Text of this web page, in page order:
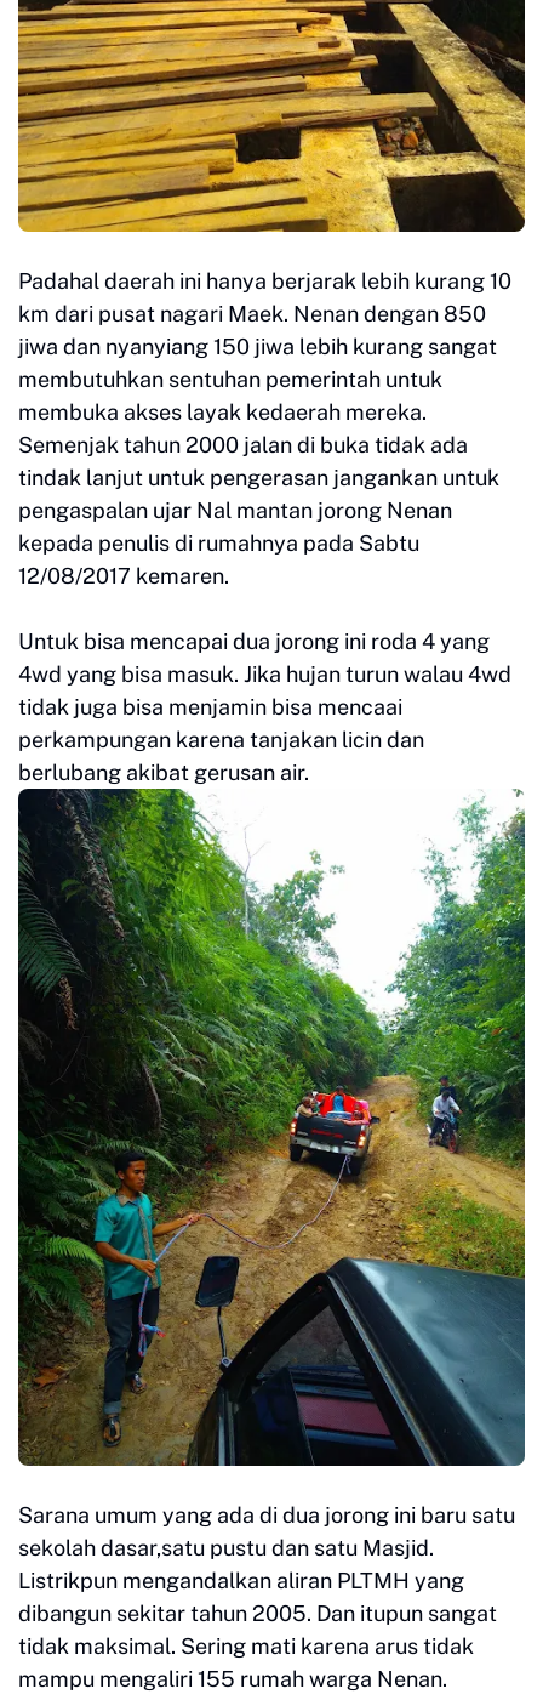
Padahal daerah ini hanya berjarak lebih kurang 10
km dari pusat nagari Maek. Nenan dengan 850
jiwa dan nyanyiang 150 jiwa lebih kurang sangat
membutuhkan sentuhan pemerintah untuk
membuka akses layak kedaerah mereka.
Semenjak tahun 2000 jalan di buka tidak ada
tindak lanjut untuk pengerasan jangankan untuk
pengaspalan ujar Nal mantan jorong Nenan
kepada penulis di rumahnya pada Sabtu
12/08/2017 kemaren.
Untuk bisa mencapai dua jorong ini roda 4 yang
4wd yang bisa masuk. Jika hujan turun walau 4wd
tidak juga bisa menjamin bisa mencaai
perkampungan karena tanjakan licin dan
berlubang akibat gerusan air.
Sarana umum yang ada di dua jorong ini baru satu
sekolah dasar,satu pustu dan satu Masjid.
Listrikpun mengandalkan aliran PLTMH yang
dibangun sekitar tahun 2005. Dan itupun sangat
tidak maksimal. Sering mati karena arus tidak
mampu mengaliri 155 rumah warga Nenan.